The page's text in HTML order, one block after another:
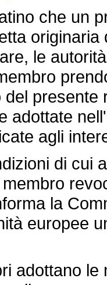
che un
le
adottate
agli
di cui
la
europee
adottano le